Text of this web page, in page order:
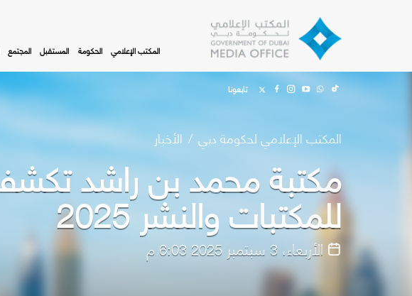
المكتب الإعلامي الحكومة المستقبل المجتمع
تابعونا
المكتب الإعلامي لحكومة دبي الأخبار
مكتبة محمد بن راشد تكشف
للمكتبات والنشر 2025
الأربعاء، 3 سبتمبر 2025 6:03 م